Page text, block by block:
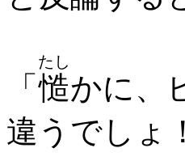
「 慥
たし
かに、
違うでしょ